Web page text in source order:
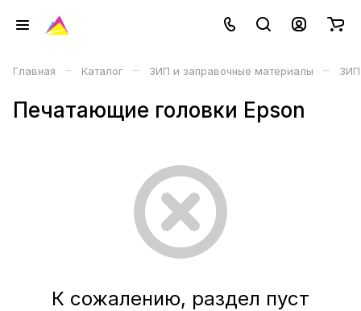
Главная – Каталог – ЗИП и заправочные материалы – ЗИП
Печатающие головки Epson
К сожалению, раздел пуст